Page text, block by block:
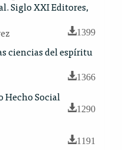
Siglo XXI Editores,
1399
ciencias del espíritu
1366
Hecho Social
1290
1191